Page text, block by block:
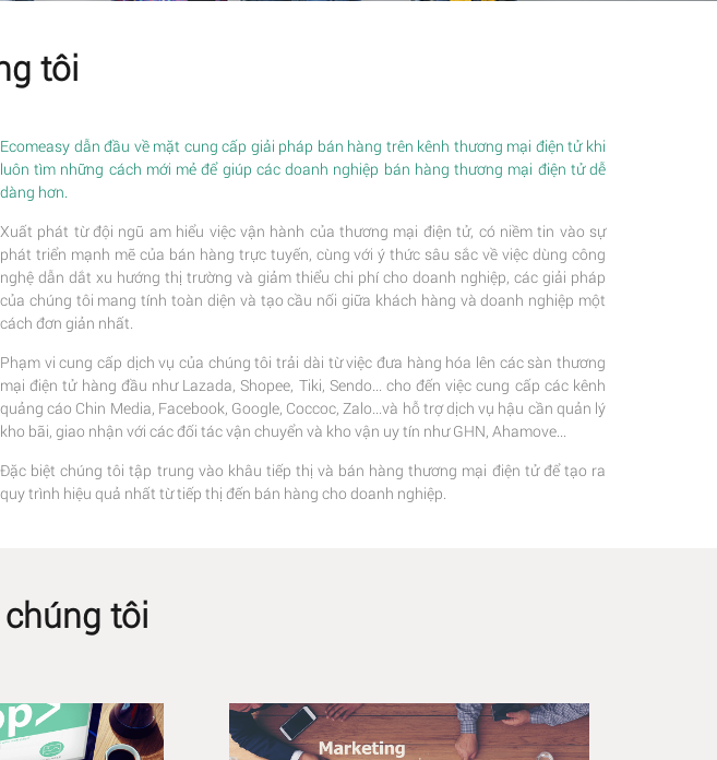
tôi
Ecomeasy dẫn đầu về mặt cung cấp giải pháp bán hàng trên kênh thương mại điện tử khi
luôn tìm những cách mới mẻ để giúp các doanh nghiệp bán hàng thương mại điện tử dễ
dàng hơn.
Xuất phát từ đội ngũ am hiểu việc vận hành của thương mại điện tử, có niềm tin vào sự
phát triển mạnh mẽ của bán hàng trực tuyến, cùng với ý thức sâu sắc về việc dùng công
nghệ dẫn dắt xu hướng thị trường và giảm thiểu chi phí cho doanh nghiệp, các giải pháp
của chúng tôi mang tính toàn diện và tạo cầu nối giữa khách hàng và doanh nghiệp một
cách đơn giản nhất.
Phạm vi cung cấp dịch vụ của chúng tôi trải dài từ việc đưa hàng hóa lên các sàn thương
mại điện tử hàng đầu như Lazada, Shopee, Tiki, Sendo... cho đến việc cung cấp các kênh
quảng cáo Chin Media, Facebook, Google, Coccoc, Zalo...và hỗ trợ dịch vụ hậu cần quản lý
kho bãi, giao nhận với các đối tác vận chuyển và kho vận uy tín như GHN, Ahamove...
Đặc biệt chúng tôi tập trung vào khâu tiếp thị và bán hàng thương mại điện tử để tạo ra
quy trình hiệu quả nhất từ tiếp thị đến bán hàng cho doanh nghiệp.
tôi